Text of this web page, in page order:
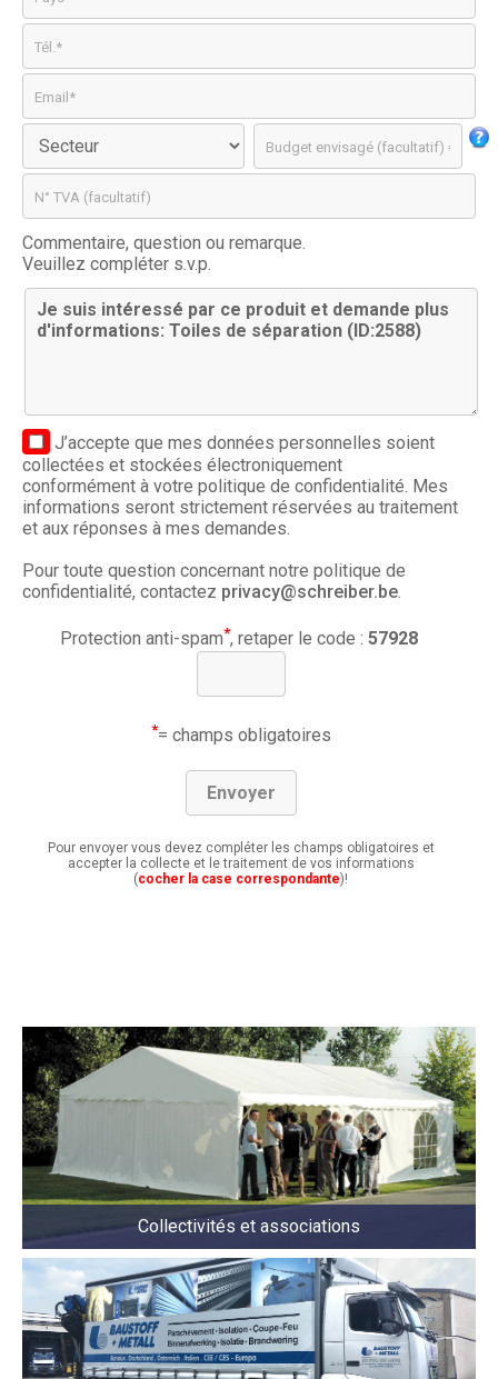
Commentaire, question ou remarque.
Veuillez compléter s.v.p.
J’accepte que mes données personnelles soient
collectées et stockées électroniquement
conformément à votre politique de confidentialité. Mes
informations seront strictement réservées au traitement
et aux réponses à mes demandes.
Pour toute question concernant notre politique de
confidentialité, contactez privacy@schreiber.be.
Protection anti-spam*, retaper le code : 57928
*= champs obligatoires
Pour envoyer vous devez compléter les champs obligatoires et
accepter la collecte et le traitement de vos informations
(cocher la case correspondante)!
Collectivités et associations